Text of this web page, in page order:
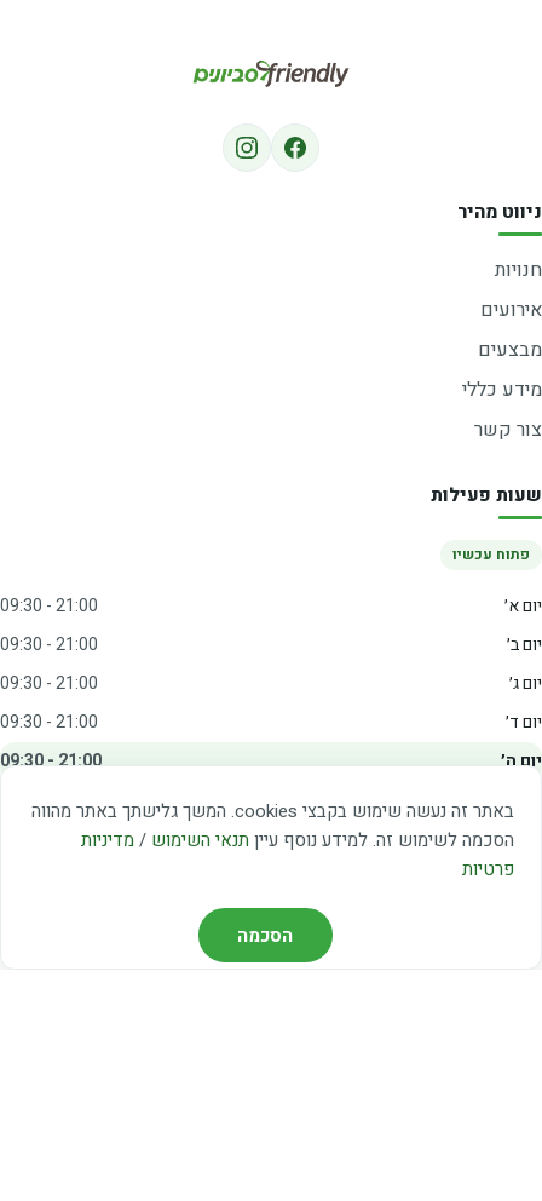
באתר זה נעשה שימוש בקבצי cookies. המשך גלישתך באתר מהווה
הסכמה לשימוש זה. למידע נוסף עיין תנאי השימוש / מדיניות
פרטיות
הסכמה
ניווט מהיר
חנויות
אירועים
מבצעים
מידע כללי
צור קשר
שעות פעילות
פתוח עכשיו
יום א׳
09:30 - 21:00
יום ב׳
09:30 - 21:00
יום ג׳
09:30 - 21:00
יום ד׳
09:30 - 21:00
יום ה׳
09:30 - 21:00
09:00 - 15:00
שבת
20:00 - 23:00